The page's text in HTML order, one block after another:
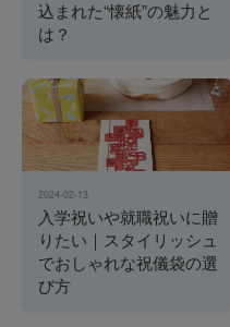
込まれた“懐紙”の魅力と
は？
2024-02-13
入学祝いや就職祝いに贈
りたい｜スタイリッシュ
でおしゃれな祝儀袋の選
び方